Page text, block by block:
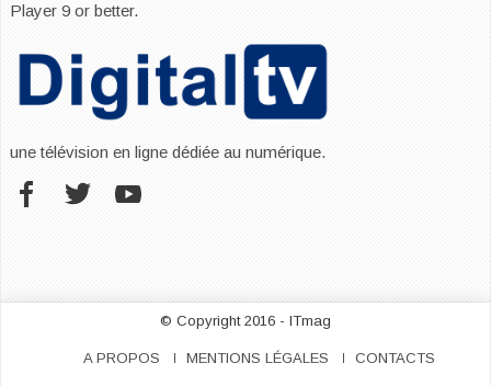
Player 9 or better.
une télévision en ligne dédiée au numérique.
© Copyright 2016 - ITmag
A PROPOS MENTIONS LÉGALES CONTACTS